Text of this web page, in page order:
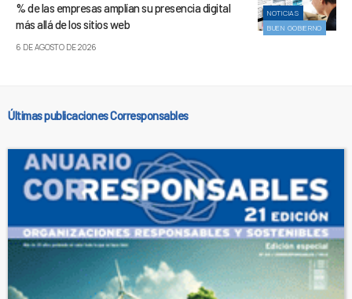
NOTICIAS
BUEN GOBIERNO
% de las empresas amplían su presencia digital
más allá de los sitios web
6 DE AGOSTO DE 2026
Últimas publicaciones Corresponsables